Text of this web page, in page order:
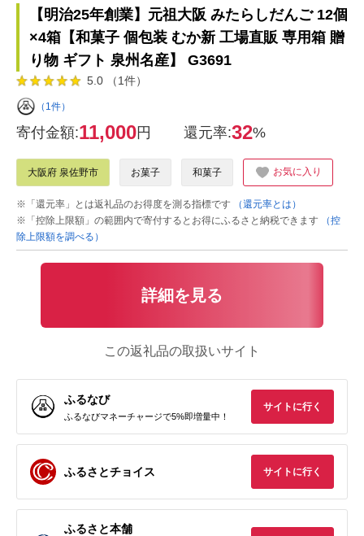
【明治25年創業】元祖大阪 みたらしだんご 12個
×4箱【和菓子 個包装 むか新 工場直販 専用箱 贈
り物 ギフト 泉州名産】 G3691
5.0 （1件）
（1件）
寄付金額:11,000円 還元率:32%
大阪府 泉佐野市 お菓子 和菓子 お気に入り
※「還元率」とは返礼品のお得度を測る指標です
（還元率とは）
※「控除上限額」の範囲内で寄付するとお得にふるさと納税できます
（控
除上限額を調べる）
詳細を見る
この返礼品の取扱いサイト
ふるなび
ふるなびマネーチャージで5%即増量中！
サイトに行く
ふるさとチョイス サイトに行く
ふるさと本舗